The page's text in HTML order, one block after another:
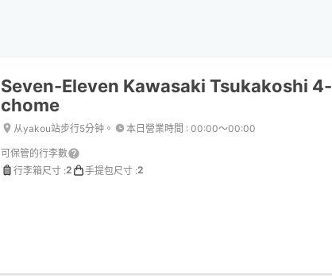
changingchanging
Seven-Eleven Kawasaki Tsukakoshi 4-
chome
从yakou站步行5分钟。 本日營業時間 : 00:00〜00:00
可保管的行李數
行李箱尺寸 :2 手提包尺寸 :2